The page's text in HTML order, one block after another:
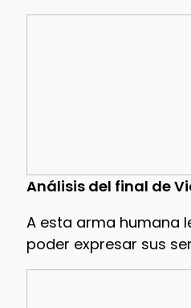
Análisis del final de
A esta arma humana
poder expresar sus